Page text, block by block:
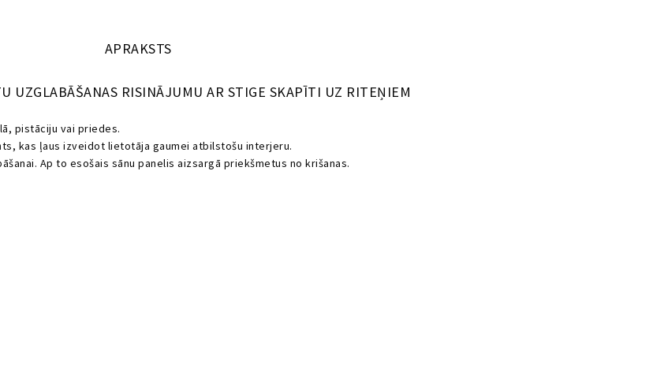
APRAKSTS
UZGLABĀŠANAS RISINĀJUMU AR STIGE SKAPĪTI UZ RITEŅIEM
pistāciju vai priedes.
kas ļaus izveidot lietotāja gaumei atbilstošu interjeru.
Ap to esošais sānu panelis aizsargā priekšmetus no krišanas.